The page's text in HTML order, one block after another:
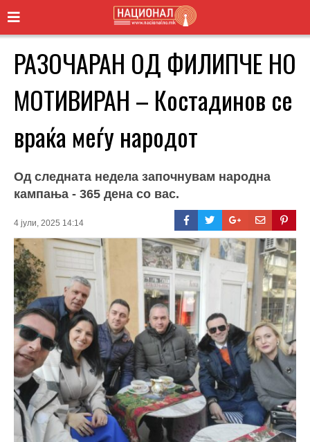
РАЗОЧАРАН ОД ФИЛИПЧЕ НО
МОТИВИРАН – Костадинов се
враќа меѓу народот
Од следната недела започнувам народна
кампања - 365 дена со вас.
4 јули, 2025 14:14